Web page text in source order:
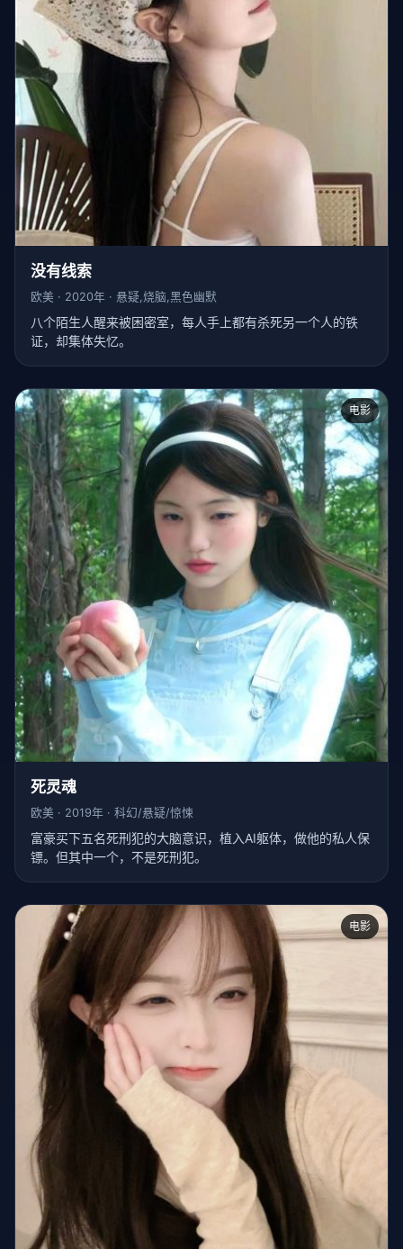
没有线索
欧美 · 2020年 · 悬疑,烧脑,黑色幽默
八个陌生人醒来被困密室，每人手上都有杀死另一个人的铁
证，却集体失忆。
电影
死灵魂
欧美 · 2019年 · 科幻/悬疑/惊悚
富豪买下五名死刑犯的大脑意识，植入AI躯体，做他的私人保
镖。但其中一个，不是死刑犯。
电影